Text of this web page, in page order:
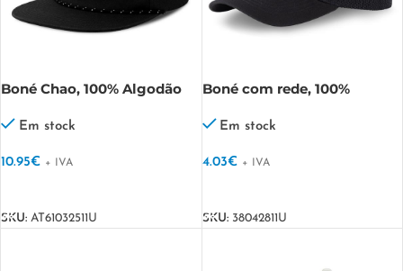
Boné Chao, 100% Algodão
Em stock
10.95€ + IVA
SKU: AT61032511U
Boné com rede, 100%
Em stock
4.03€ + IVA
SKU: 38042811U